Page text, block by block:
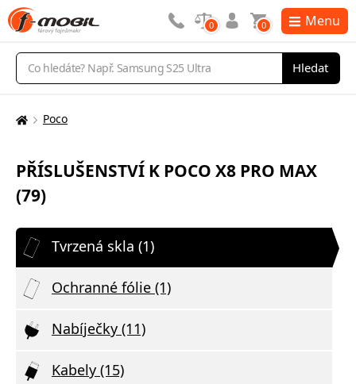
Vyhledávání
Hledat
0 0 Menu
Zde
nacházíte:
Poco
PŘÍSLUŠENSTVÍ K POCO X8 PRO MAX
(79)
Tvrzená skla (1)
Ochranné fólie (1)
Nabíječky (11)
Kabely (15)